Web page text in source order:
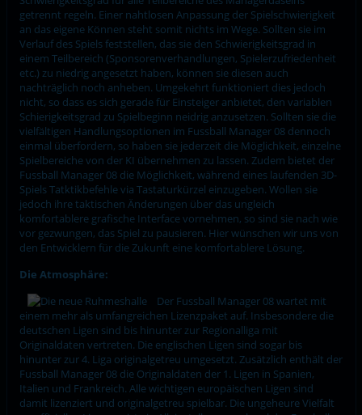
getrennt regeln. Einer nahtlosen Anpassung der Spielschwierigkeit
an das eigene Können steht somit nichts im Wege. Sollten sie im
Verlauf des Spiels feststellen, das sie den Schwierigkeitsgrad in
einem Teilbereich (Sponsorenverhandlungen, Spielerzufriedenheit
etc.) zu niedrig angesetzt haben, können sie diesen auch
nachträglich noch anheben. Umgekehrt funktioniert dies jedoch
nicht, so dass es sich gerade für Einsteiger anbietet, den variablen
Schierigkeitsgrad zu Spielbeginn neidrig anzusetzen. Sollten sie die
vielfältigen Handlungsoptionen im Fussball Manager 08 dennoch
einmal überfordern, so haben sie jederzeit die Möglichkeit, einzelne
Spielbereiche von der KI übernehmen zu lassen. Zudem bietet der
Fussball Manager 08 die Möglichkeit, während eines laufenden 3D-
Spiels Tatktikbefehle via Tastaturkürzel einzugeben. Wollen sie
jedoch ihre taktischen Änderungen über das ungleich
komfortablere grafische Interface vornehmen, so sind sie nach wie
vor gezwungen, das Spiel zu pausieren. Hier wünschen wir uns von
den Entwicklern für die Zukunft eine komfortablere Lösung.
Die Atmosphäre:
Der Fussball Manager 08 wartet mit
einem mehr als umfangreichen Lizenzpaket auf. Insbesondere die
deutschen Ligen sind bis hinunter zur Regionalliga mit
Originaldaten vertreten. Die englischen Ligen sind sogar bis
hinunter zur 4. Liga originalgetreu umgesetzt. Zusätzlich enthält der
Fussball Manager 08 die Originaldaten der 1. Ligen in Spanien,
Italien und Frankreich. Alle wichtigen europäischen Ligen sind
damit lizenziert und originalgetreu spielbar. Die ungeheure Vielfalt